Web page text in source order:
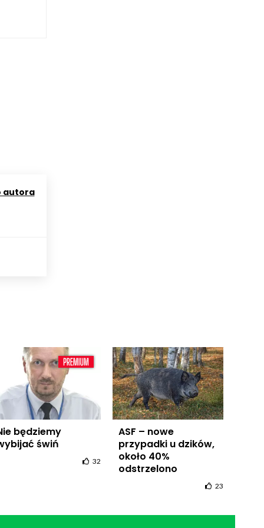
autora
będziemy
świń
32
ASF – nowe
przypadki u dzików,
około 40%
odstrzelono
23